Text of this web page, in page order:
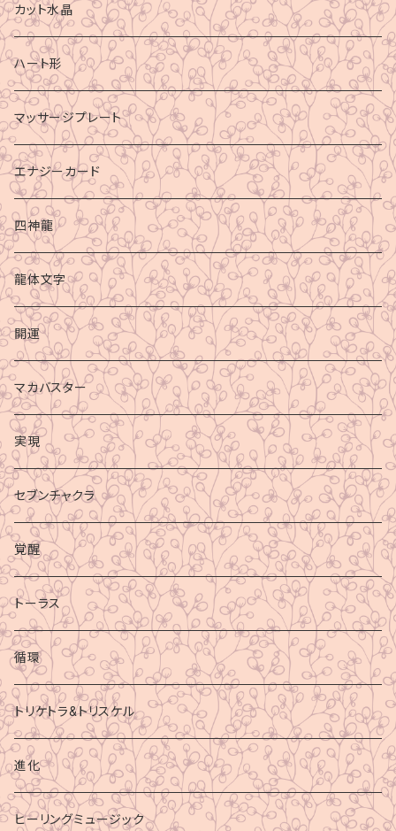
カット水晶
ハート形
マッサージプレート
エナジーカード
四神龍
龍体文字
開運
マカバスター
実現
セブンチャクラ
覚醒
トーラス
循環
トリケトラ&トリスケル
進化
ヒーリングミュージック